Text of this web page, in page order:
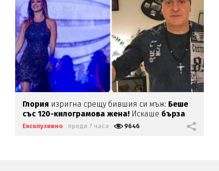
Глория изригна срещу бившия си мъж: Беше
със 120-килограмова жена! Искаше бърза
печалба...
Ексклузивно преди 7 часа 9646